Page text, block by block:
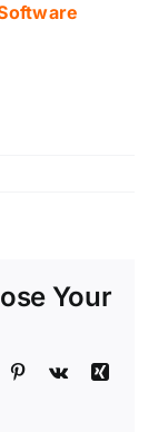
Your
Pinterest
Vk
Xing